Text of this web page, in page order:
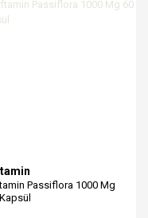
Passiflora 1000 Mg